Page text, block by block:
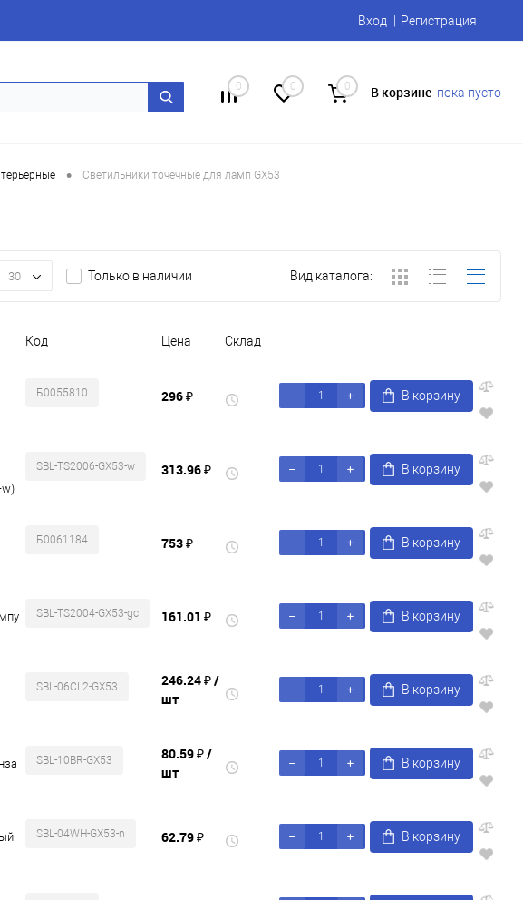
Вход Регистрация
0 0 0 В корзине пока пусто
• Светильники точечные для ламп GX53
30 Только в наличии Вид каталога:
Код Цена Склад
Б0055810 296 ₽ В корзину
w)
SBL-TS2006-GX53-w 313.96 ₽ В корзину
Б0061184 753 ₽ В корзину
SBL-TS2004-GX53-gc 161.01 ₽ В корзину
SBL-06CL2-GX53 246.24 ₽/
шт
В корзину
SBL-10BR-GX53 80.59 ₽/
шт
В корзину
SBL-04WH-GX53-n 62.79 ₽ В корзину